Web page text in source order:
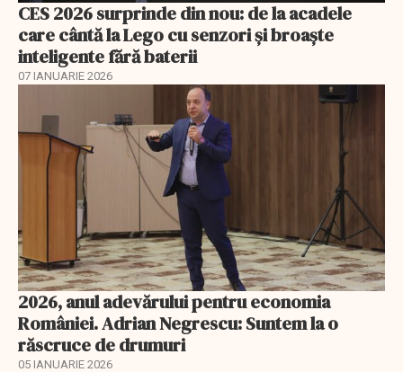
CES 2026 surprinde din nou: de la acadele
care cântă la Lego cu senzori și broaște
inteligente fără baterii
07 IANUARIE 2026
2026, anul adevărului pentru economia
României. Adrian Negrescu: Suntem la o
răscruce de drumuri
05 IANUARIE 2026